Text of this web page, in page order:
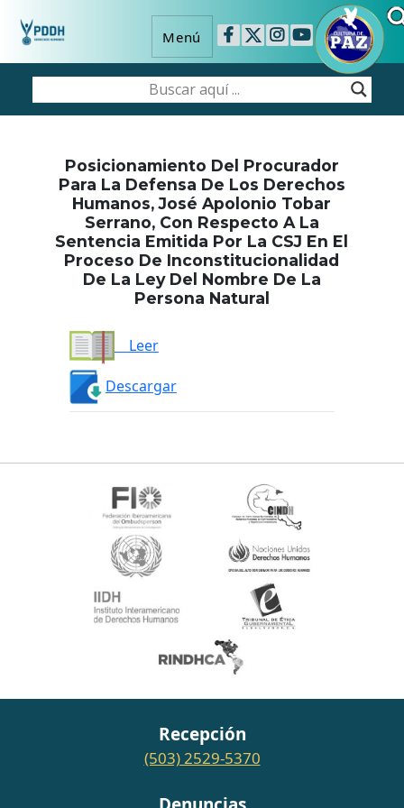
Menú
Posicionamiento Del Procurador
Para La Defensa De Los Derechos
Humanos, José Apolonio Tobar
Serrano, Con Respecto A La
Sentencia Emitida Por La CSJ En El
Proceso De Inconstitucionalidad
De La Ley Del Nombre De La
Persona Natural
Leer
Descargar
Recepción
(503) 2529-5370